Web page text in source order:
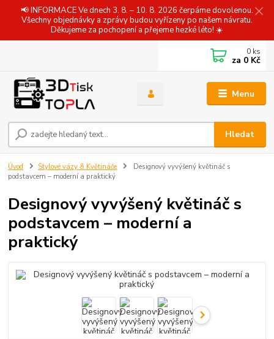
📢 INFORMACE Ve dnech 3. 8. – 10. 8. 2026 čerpáme dovolenou.
Všechny objednávky a zprávy budou vyřízeny po našem návratu.
Děkujeme za pochopení a přejeme hezké léto! ☀️
Menu
Hledat
0 ks
za 0 Kč
Úvod Stylové vázy & Květináče
Designový vyvýšený květináč s
podstavcem – moderní a praktický
Designový vyvýšený květináč s
podstavcem – moderní a
praktický